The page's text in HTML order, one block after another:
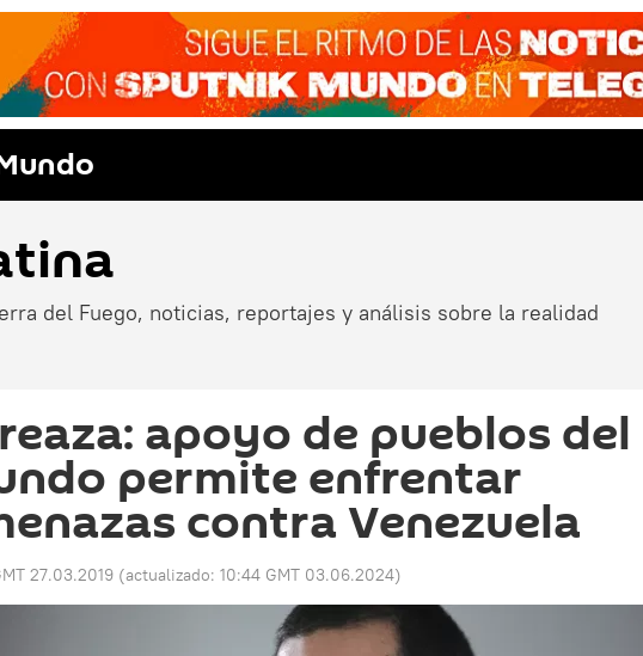
del Fuego, noticias, reportajes y análisis sobre la realidad
apoyo de pueblos del
permite enfrentar
contra Venezuela
27.03.2019 (actualizado: 10:44 GMT 03.06.2024)